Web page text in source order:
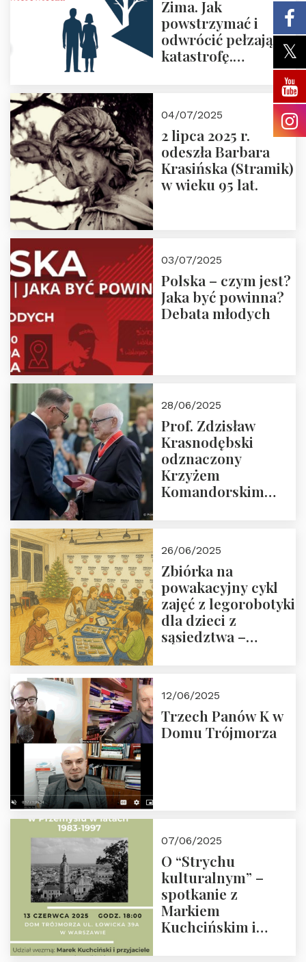
Zima. Jak
powstrzymać i
odwrócić pełzającą
katastrofę.
pierwsze spotkanie
Nowego
Ćwierćwiecza”
04/07/2025
2 lipca 2025 r.
odeszła Barbara
Krasińska (Stramik)
w wieku 95 lat.
03/07/2025
Polska – czym jest?
Jaka być powinna?
Debata młodych
28/06/2025
Prof. Zdzisław
Krasnodębski
odznaczony
Krzyżem
Komandorskim
26/06/2025
Zbiórka na
powakacyjny cykl
zajęć z legorobotyki
dla dzieci z
sąsiedztwa –
Fundacji
12/06/2025
Trzech Panów K w
Domu Trójmorza
07/06/2025
O “Strychu
kulturalnym” –
spotkanie z
Markiem
Kuchcińskim i